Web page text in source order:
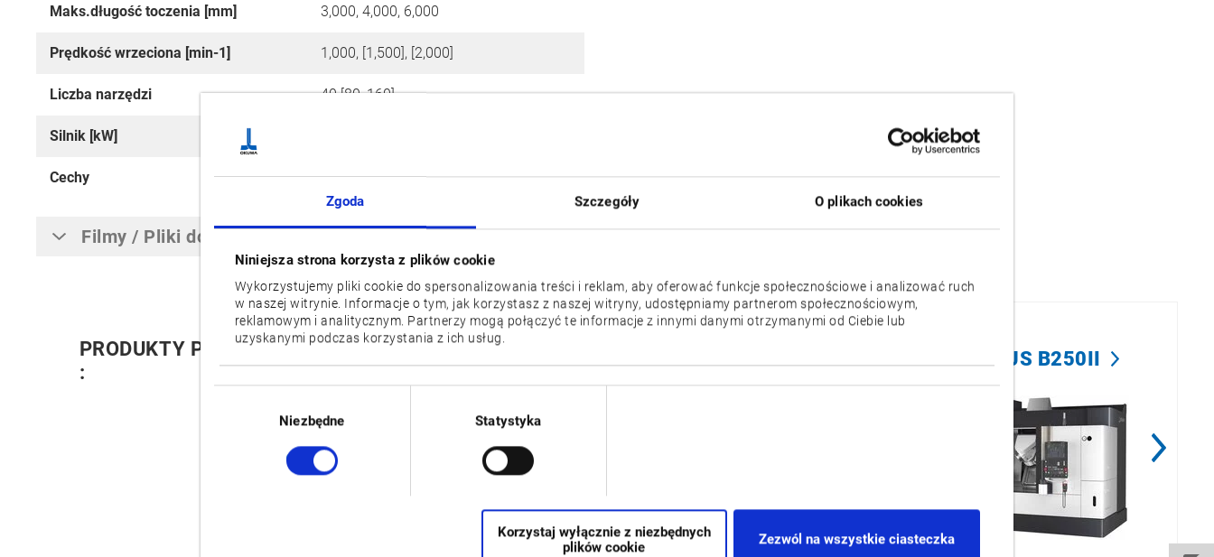
Zgoda Szczegóły O plikach cookies
Niniejsza strona korzysta z plików cookie
Wykorzystujemy pliki cookie do spersonalizowania treści i reklam, aby oferować funkcje społecznościowe i analizować ruch
w naszej witrynie. Informacje o tym, jak korzystasz z naszej witryny, udostępniamy partnerom społecznościowym,
reklamowym i analitycznym. Partnerzy mogą połączyć te informacje z innymi danymi otrzymanymi od Ciebie lub
uzyskanymi podczas korzystania z ich usług.
Niezbędne Statystyka
Korzystaj wyłącznie z niezbędnych
plików cookie
Zezwól na wszystkie ciasteczka
Maks.długość toczenia [mm] 3,000, 4,000, 6,000
Prędkość wrzeciona [min-1] 1,000, [1,500], [2,000]
Liczba narzędzi 40 [80, 160]
Silnik [kW]
Cechy W (Sub spindle),ATC
Filmy / Pliki do pobrania
PRODUKTY POWIĄZANE
:
MULTUS B750 MULTUS B200II MULTUS B250II